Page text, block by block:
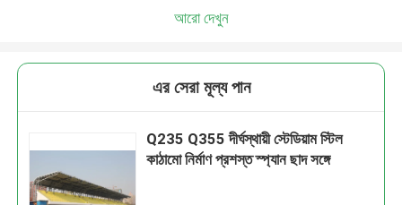
আরো দেখুন
এর সেরা মূল্য পান
Q235 Q355 দীর্ঘস্থায়ী স্টেডিয়াম স্টিল
কাঠামো নির্মাণ প্রশস্ত স্প্যান ছাদ সঙ্গে